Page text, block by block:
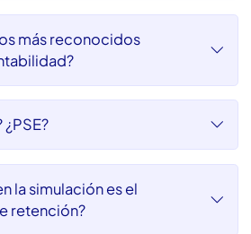
banco aliado de
de confianza?
más reconocidos